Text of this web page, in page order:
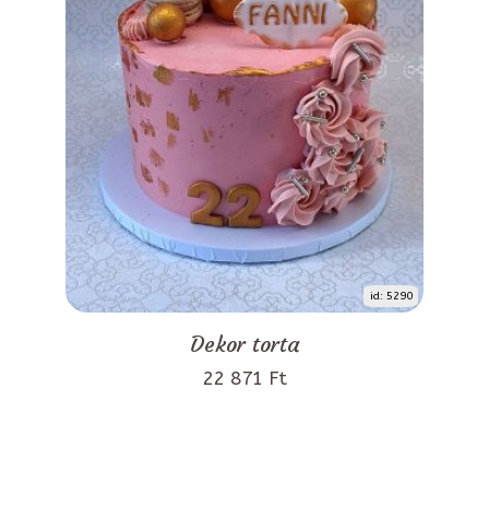
id: 5290
Dekor torta
22 871 Ft